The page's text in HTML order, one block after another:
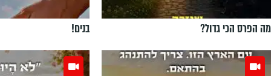
מה הפרס הכי גדול? בנים!